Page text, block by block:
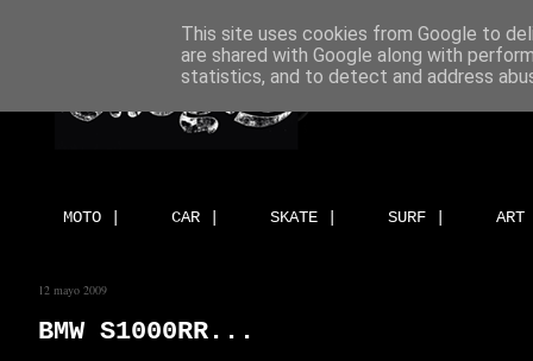
MOTO | CAR | SKATE | SURF |
12 mayo 2009
BMW S1000RR...
This site uses cookies from Google to
are shared with Google along with
statistics, and to detect and address